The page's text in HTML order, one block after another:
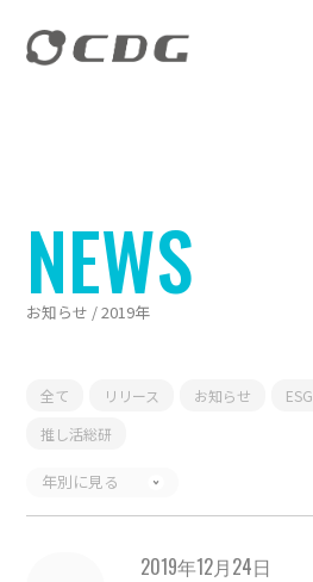
NEWS
お知らせ / 2019年
2019年12月24日
全て リリース お知らせ ESG
推し活総研
年別に見る